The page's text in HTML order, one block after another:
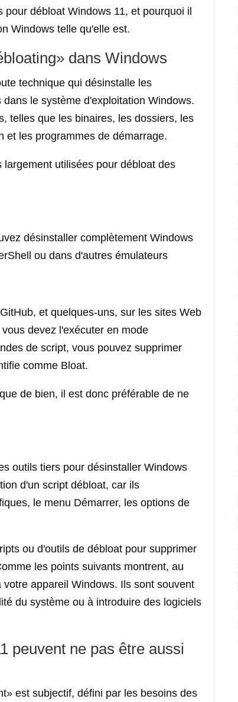
débloat Windows 11, et pourquoi il
Windows telle qu'elle est.
dans Windows
technique qui désinstalle les
le système d'exploitation Windows.
telles que les binaires, les dossiers, les
et les programmes de démarrage.
utilisées pour débloat des
désinstaller complètement Windows
ou dans d'autres émulateurs
et quelques-uns, sur les sites Web
devez l'exécuter en mode
de script, vous pouvez supprimer
comme Bloat.
de bien, il est donc préférable de ne
outils tiers pour désinstaller Windows
d'un script débloat, car ils
le menu Démarrer, les options de
ou d'outils de débloat pour supprimer
les points suivants montrent, au
appareil Windows. Ils sont souvent
du système ou à introduire des logiciels
peuvent ne pas être aussi
est subjectif, défini par les besoins des